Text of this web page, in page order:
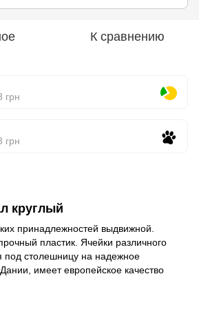
К сравнению
грн
грн
круглый
принадлежностей выдвижной.
пластик. Ячейки различного
под столешницу на надежное
имеет европейское качество